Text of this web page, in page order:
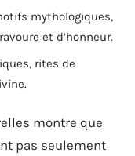
mythologiques,
et d’honneur.
rites de
montre que
pas seulement